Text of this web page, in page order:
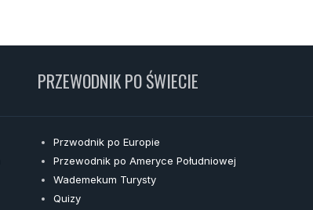
PRZEWODNIK PO ŚWIECIE
Przwodnik po Europie
Przewodnik po Ameryce Południowej
Wademekum Turysty
Quizy